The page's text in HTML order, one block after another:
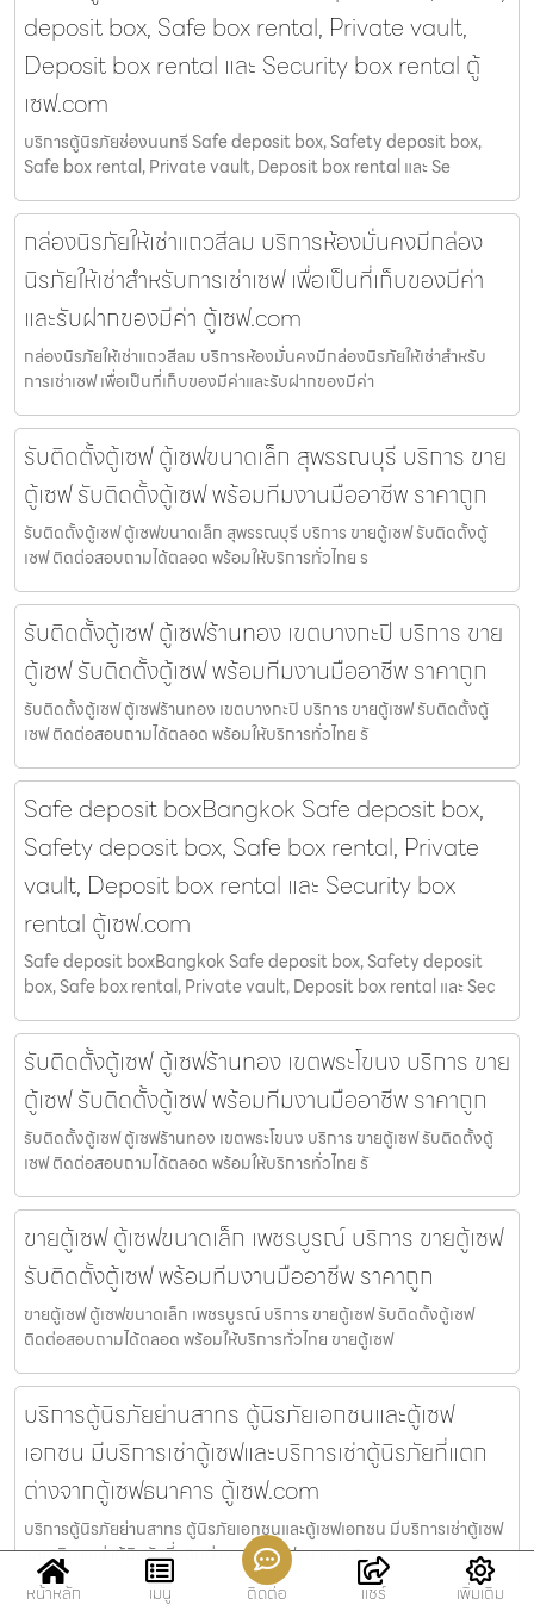
deposit box, Safe box rental, Private vault,
Deposit box rental และ Security box rental ตู้
เซฟ.com
บริการตู้นิรภัยช่องนนทรี Safe deposit box, Safety deposit box,
Safe box rental, Private vault, Deposit box rental และ Se
กล่องนิรภัยให้เช่าแถวสีลม บริการห้องมั่นคงมีกล่อง
นิรภัยให้เช่าสำหรับการเช่าเซฟ เพื่อเป็นที่เก็บของมีค่า
และรับฝากของมีค่า ตู้เซฟ.com
กล่องนิรภัยให้เช่าแถวสีลม บริการห้องมั่นคงมีกล่องนิรภัยให้เช่าสำหรับ
การเช่าเซฟ เพื่อเป็นที่เก็บของมีค่าและรับฝากของมีค่า
รับติดตั้งตู้เซฟ ตู้เซฟขนาดเล็ก สุพรรณบุรี บริการ ขาย
ตู้เซฟ รับติดตั้งตู้เซฟ พร้อมทีมงานมืออาชีพ ราคาถูก
รับติดตั้งตู้เซฟ ตู้เซฟขนาดเล็ก สุพรรณบุรี บริการ ขายตู้เซฟ รับติดตั้งตู้
เซฟ ติดต่อสอบถามได้ตลอด พร้อมให้บริการทั่วไทย ร
รับติดตั้งตู้เซฟ ตู้เซฟร้านทอง เขตบางกะปิ บริการ ขาย
ตู้เซฟ รับติดตั้งตู้เซฟ พร้อมทีมงานมืออาชีพ ราคาถูก
รับติดตั้งตู้เซฟ ตู้เซฟร้านทอง เขตบางกะปิ บริการ ขายตู้เซฟ รับติดตั้งตู้
เซฟ ติดต่อสอบถามได้ตลอด พร้อมให้บริการทั่วไทย รั
Safe deposit boxBangkok Safe deposit box,
Safety deposit box, Safe box rental, Private
vault, Deposit box rental และ Security box
rental ตู้เซฟ.com
Safe deposit boxBangkok Safe deposit box, Safety deposit
box, Safe box rental, Private vault, Deposit box rental และ Sec
รับติดตั้งตู้เซฟ ตู้เซฟร้านทอง เขตพระโขนง บริการ ขาย
ตู้เซฟ รับติดตั้งตู้เซฟ พร้อมทีมงานมืออาชีพ ราคาถูก
รับติดตั้งตู้เซฟ ตู้เซฟร้านทอง เขตพระโขนง บริการ ขายตู้เซฟ รับติดตั้งตู้
เซฟ ติดต่อสอบถามได้ตลอด พร้อมให้บริการทั่วไทย รั
ขายตู้เซฟ ตู้เซฟขนาดเล็ก เพชรบูรณ์ บริการ ขายตู้เซฟ
รับติดตั้งตู้เซฟ พร้อมทีมงานมืออาชีพ ราคาถูก
ขายตู้เซฟ ตู้เซฟขนาดเล็ก เพชรบูรณ์ บริการ ขายตู้เซฟ รับติดตั้งตู้เซฟ
ติดต่อสอบถามได้ตลอด พร้อมให้บริการทั่วไทย ขายตู้เซฟ
บริการตู้นิรภัยย่านสาทร ตู้นิรภัยเอกชนและตู้เซฟ
เอกชน มีบริการเช่าตู้เซฟและบริการเช่าตู้นิรภัยที่แตก
ต่างจากตู้เซฟธนาคาร ตู้เซฟ.com
บริการตู้นิรภัยย่านสาทร ตู้นิรภัยเอกชนและตู้เซฟเอกชน มีบริการเช่าตู้เซฟ
และบริการเช่าตู้นิรภัยที่แตกต่างจากตู้เซฟธนาคาร ต
หน้าหลัก
เมนู ติดต่อ แชร์ เพิ่มเติม